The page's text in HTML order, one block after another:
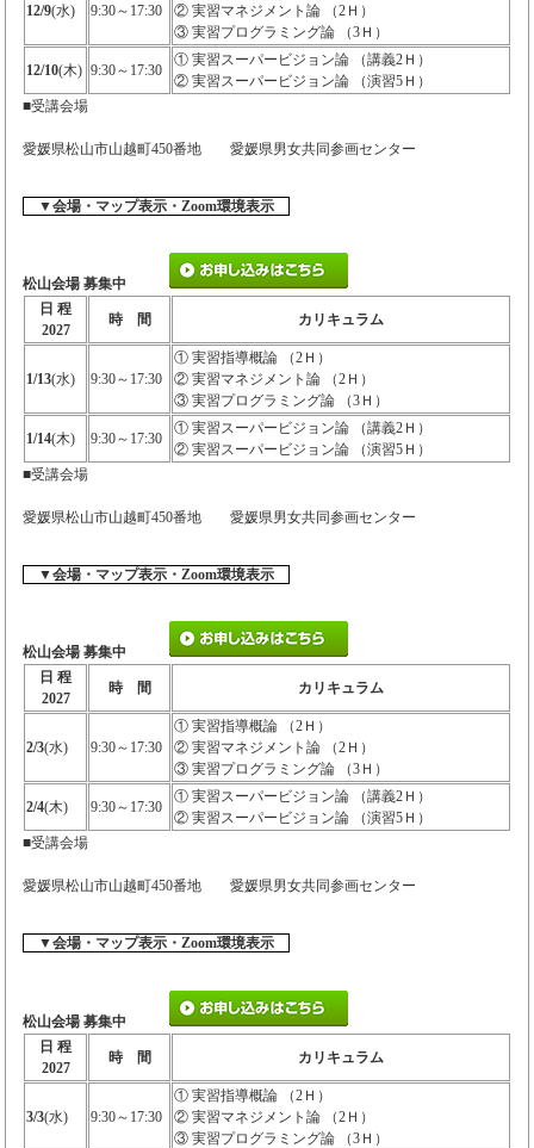
12/9(水) 9:30～17:30
② 実習マネジメント論 （2Ｈ）
③ 実習プログラミング論 （3Ｈ）
12/10(木) 9:30～17:30
① 実習スーパービジョン論 （講義2Ｈ）
② 実習スーパービジョン論 （演習5Ｈ）
■受講会場
愛媛県松山市山越町450番地 愛媛県男女共同参画センター
▼会場・マップ表示・Zoom環境表示
松山会場 募集中
日 程
2027
時 間 カリキュラム
1/13(水) 9:30～17:30
① 実習指導概論 （2Ｈ）
② 実習マネジメント論 （2Ｈ）
③ 実習プログラミング論 （3Ｈ）
1/14(木) 9:30～17:30
① 実習スーパービジョン論 （講義2Ｈ）
② 実習スーパービジョン論 （演習5Ｈ）
■受講会場
愛媛県松山市山越町450番地 愛媛県男女共同参画センター
▼会場・マップ表示・Zoom環境表示
松山会場 募集中
日 程
2027
時 間 カリキュラム
2/3(水) 9:30～17:30
① 実習指導概論 （2Ｈ）
② 実習マネジメント論 （2Ｈ）
③ 実習プログラミング論 （3Ｈ）
2/4(木) 9:30～17:30
① 実習スーパービジョン論 （講義2Ｈ）
② 実習スーパービジョン論 （演習5Ｈ）
■受講会場
愛媛県松山市山越町450番地 愛媛県男女共同参画センター
▼会場・マップ表示・Zoom環境表示
松山会場 募集中
日 程
2027
時 間 カリキュラム
3/3(水) 9:30～17:30
① 実習指導概論 （2Ｈ）
② 実習マネジメント論 （2Ｈ）
③ 実習プログラミング論 （3Ｈ）